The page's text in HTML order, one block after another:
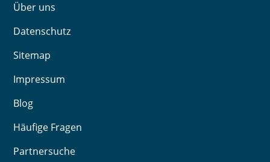
Über uns
Datenschutz
Sitemap
Impressum
Blog
Häufige Fragen
Partnersuche